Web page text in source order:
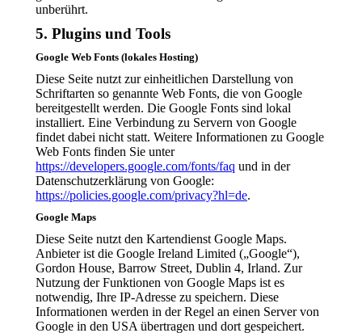
unberührt.
5. Plugins und Tools
Google Web Fonts (lokales Hosting)
Diese Seite nutzt zur einheitlichen Darstellung von
Schriftarten so genannte Web Fonts, die von Google
bereitgestellt werden. Die Google Fonts sind lokal
installiert. Eine Verbindung zu Servern von Google
findet dabei nicht statt. Weitere Informationen zu Google
Web Fonts finden Sie unter
https://developers.google.com/fonts/faq und in der
Datenschutzerklärung von Google:
https://policies.google.com/privacy?hl=de.
Google Maps
Diese Seite nutzt den Kartendienst Google Maps.
Anbieter ist die Google Ireland Limited („Google“),
Gordon House, Barrow Street, Dublin 4, Irland. Zur
Nutzung der Funktionen von Google Maps ist es
notwendig, Ihre IP-Adresse zu speichern. Diese
Informationen werden in der Regel an einen Server von
Google in den USA übertragen und dort gespeichert.